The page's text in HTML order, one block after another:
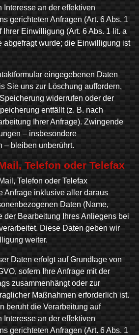
Interesse an der effektiven
gerichteten Anfragen (Art. 6 Abs. 1
Ihrer Einwilligung (Art. 6 Abs. 1 lit. a
abgefragt wurde; die Einwilligung ist
eingegebenen Daten
Sie uns zur Löschung auffordern,
widerrufen oder der
entfällt (z. B. nach
Ihrer Anfrage). Zwingende
– insbesondere
– bleiben unberührt.
Telefon oder Telefax
Telefon oder Telefax
Anfrage inklusive aller daraus
Daten (Name,
der Bearbeitung Ihres Anliegens bei
Diese Daten geben wir
weiter.
Daten erfolgt auf Grundlage von
sofern Ihre Anfrage mit der
zusammenhängt oder zur
Maßnahmen erforderlich ist.
beruht die Verarbeitung auf
Interesse an der effektiven
gerichteten Anfragen (Art. 6 Abs. 1